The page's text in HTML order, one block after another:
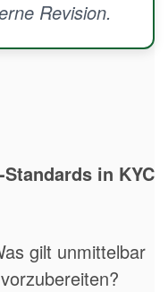
Revision.
in KYC
gilt unmittelbar